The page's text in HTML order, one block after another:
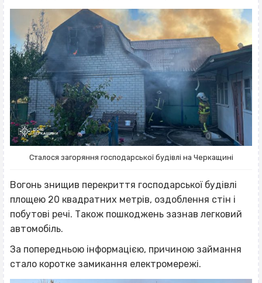
Сталося загоряння господарської будівлі на Черкащині
Вогонь знищив перекриття господарської будівлі
площею 20 квадратних метрів, оздоблення стін і
побутові речі. Також пошкоджень зазнав легковий
автомобіль.
За попередньою інформацією, причиною займання
стало коротке замикання електромережі.